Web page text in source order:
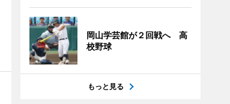
岡山学芸館が２回戦へ 高
校野球
もっと見る